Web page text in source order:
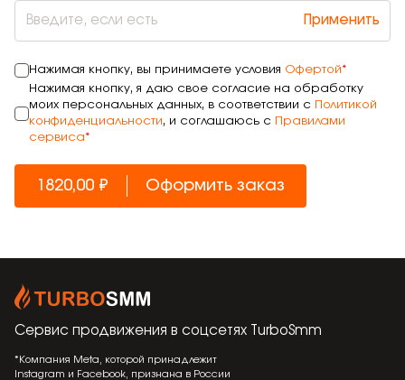
Применить
Нажимая кнопку, вы принимаете условия Офертой*
Нажимая кнопку, я даю свое согласие на обработку
моих персональных данных, в соответствии с Политикой
конфиденциальности, и соглашаюсь с Правилами
сервиса*
1820,00 ₽ Оформить заказ
Сервис продвижения в соцсетях TurboSmm
*Компания Meta, которой принадлежит
Instagram и Facebook, признана в России